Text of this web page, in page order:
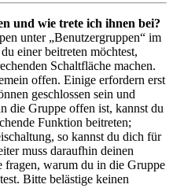
und wie trete ich ihnen bei?
unter „Benutzergruppen“ im
einer beitreten möchtest,
Schaltfläche machen.
offen. Einige erfordern erst
geschlossen sein und
die Gruppe offen ist, kannst du
Funktion beitreten;
so kannst du dich für
muss daraufhin deinen
fragen, warum du in die Gruppe
Bitte belästige keinen